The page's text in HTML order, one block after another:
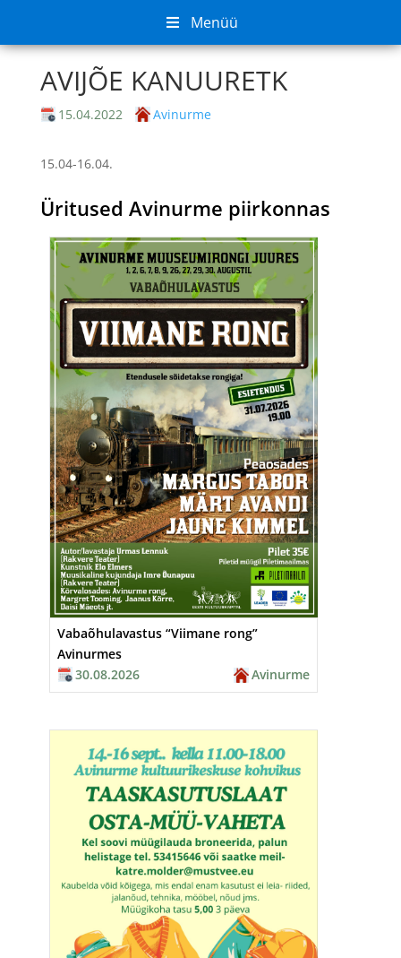
Menüü
AVIJÕE KANUURETK
15.04.2022 Avinurme
15.04-16.04.
Üritused Avinurme piirkonnas
Vabaõhulavastus “Viimane rong”
Avinurmes
30.08.2026
Avinurme